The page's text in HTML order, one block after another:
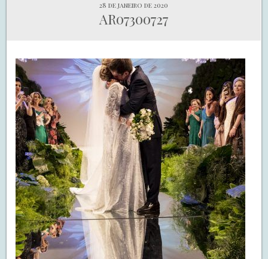
28 de janeiro de 2020
AR07300727